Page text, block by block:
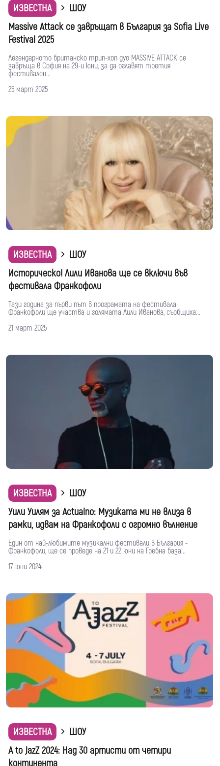
ИЗВЕСТНА
ШОУ
Massive Attack се завръщат в България за Sofia Live
Festival 2025
Легендарнoто британско трип-хоп дуо MASSIVE ATTACK се
завръща в София на 29-и юни, за да оглавят третия
фестивален...
25 март 2025
ИЗВЕСТНА
ШОУ
Историческо! Лили Иванова ще се включи във
фестивала Франкофоли
Тази година за първи път в програмата на фестивала
Франкофоли ще участва и голямата Лили Иванова, съобщиха...
21 март 2025
ИЗВЕСТНА
ШОУ
Уили Уилям за Actualno: Музиката ми не влиза в
рамки, идвам на Франкофоли с огромно вълнение
Един от най-любимите музикални фестивали в България -
Франкофоли, ще се проведе на 21 и 22 юни на Гребна база...
17 юни 2024
ИЗВЕСТНА
ШОУ
A to JazZ 2024: Над 30 артисти от четири
континента